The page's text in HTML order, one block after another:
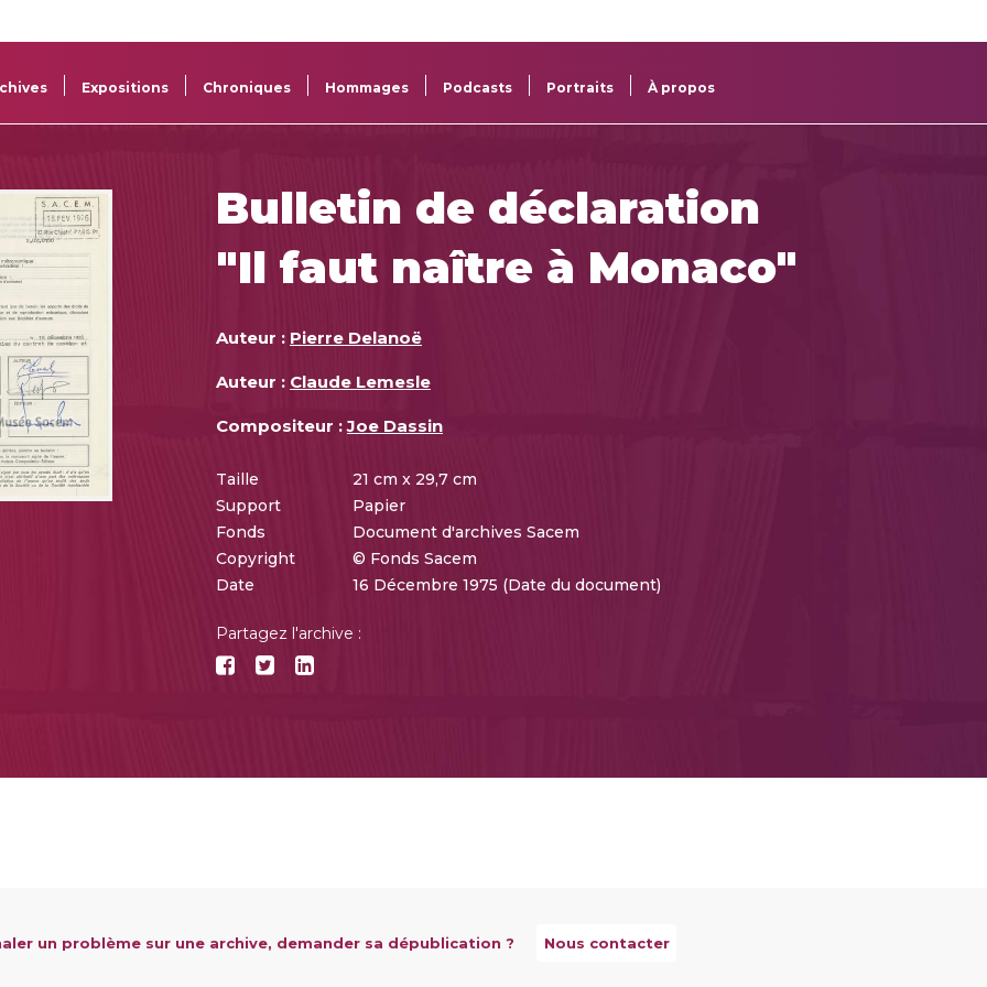
Sacem
projets
Sacem
des œuvres
Expositions Chroniques Hommages Podcasts Portraits À propos
Bulletin de déclaration
"Il faut naître à Monaco"
Auteur : Pierre Delanoë
Auteur : Claude Lemesle
Compositeur : Joe Dassin
Taille
21 cm x 29,7 cm
Support
Papier
Fonds
Document d'archives Sacem
Copyright
© Fonds Sacem
Date
16 Décembre 1975 (Date du document)
Partagez l'archive :
un problème sur une archive, demander sa dépublication ? Nous contacter